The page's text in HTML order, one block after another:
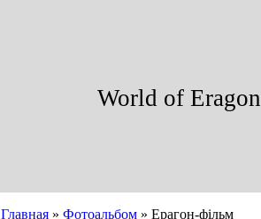
World of Eragon
Главная » Фотоальбом » Ерагон-фільм